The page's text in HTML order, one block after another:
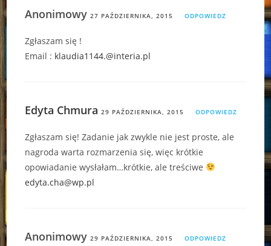
Anonimowy27 PAŹDZIERNIKA, 2015 ODPOWIEDZ
Zgłaszam się !
Email : klaudia1144.@interia.pl
Edyta Chmura 29 PAŹDZIERNIKA, 2015 ODPOWIEDZ
Zgłaszam się! Zadanie jak zwykle nie jest proste, ale
nagroda warta rozmarzenia się, więc krótkie
opowiadanie wysłałam…krótkie, ale treściwe
edyta.cha@wp.pl
Anonimowy29 PAŹDZIERNIKA, 2015 ODPOWIEDZ